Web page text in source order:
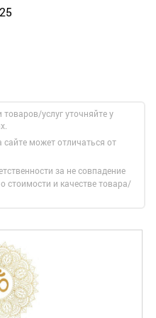
услуг уточняйте у
может отличаться от
за не совпадение
стоимости и качестве товара/